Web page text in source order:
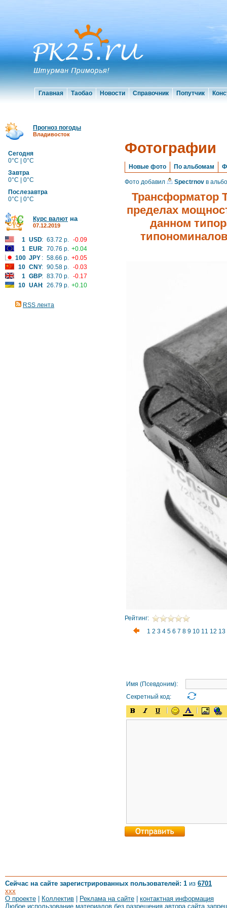
Главная Таобао Новости Справочник Попутчик
Прогноз погоды
Владивосток
Сегодня
0°C | 0°C
Завтра
0°C | 0°C
Послезавтра
0°C | 0°C
Курс валют на
07.12.2019
1 USD: 63.72 р. -0.09
1
EUR: 70.76 р. +0.04
100 JPY : 58.66 р. +0.05
10 CNY: 90.58 р. -0.03
1 GBP: 83.70 р. -0.17
10 UAH: 26.79 р. +0.10
RSS лента
Фотографии
Новые фото По альбомам
Фото добавил Spectrnov в
Трансформатор
пределах
данном
Рейтинг:
1 2 3 4 5 6 7 8 9 10 11 12 13
Имя (Псевдоним):
Секретный код:
Сейчас на сайте зарегистрированных пользователей: 1 из 6701
xxx
О проекте
Коллектив Реклама на сайте
контактная информация
Любое использование материалов без разрешения автора сайта